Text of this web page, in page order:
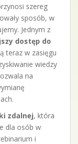
szereg
sposób, w
Jednym z
dostęp do
teraz w zasięgu
wiedzy
na
zdalnej, która
dla osób w
i